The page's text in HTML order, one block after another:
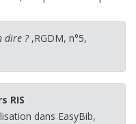
dire ?,RGDM, n°5,
RIS
dans EasyBib,